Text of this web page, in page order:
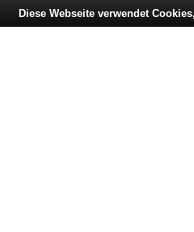
Diese Webseite verwendet